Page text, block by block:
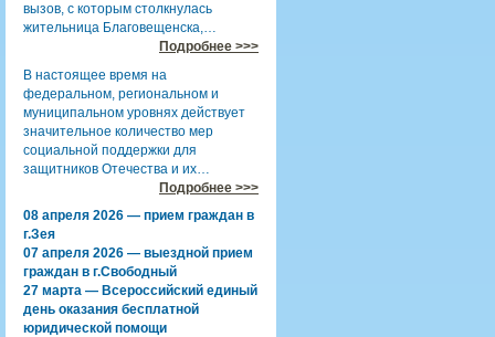
вызов, с которым столкнулась
жительница Благовещенска,…
Подробнее >>>
В настоящее время на
федеральном, региональном и
муниципальном уровнях действует
значительное количество мер
социальной поддержки для
защитников Отечества и их…
Подробнее >>>
08 апреля 2026 — прием граждан в
г.Зея
07 апреля 2026 — выездной прием
граждан в г.Свободный
27 марта — Всероссийский единый
день оказания бесплатной
юридической помощи